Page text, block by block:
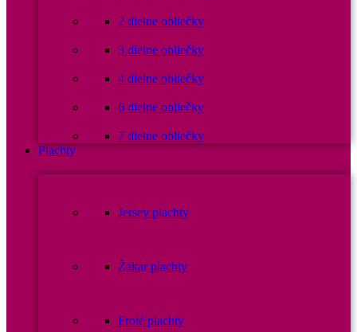
2 dielne obliečky
3 dielne obliečky
4 dielne obliečky
6 dielne obliečky
7 dielne obliečky
Plachty
Jersey plachty
Žakar plachty
Froté plachty